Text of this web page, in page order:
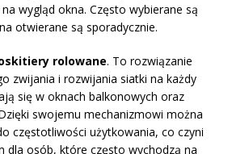
wygląd okna. Często wybierane są
otwierane są sporadycznie.
rolowane. To rozwiązanie
zwijania i rozwijania siatki na każdy
się w oknach balkonowych oraz
swojemu mechanizmowi można
częstotliwości użytkowania, co czyni
dla osób, które często wychodzą na